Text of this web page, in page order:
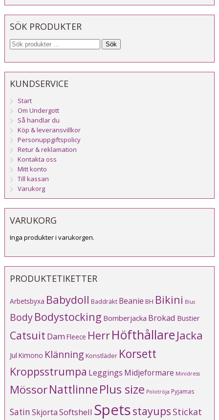
SÖK PRODUKTER
Sök
KUNDSERVICE
Start
Om Undergott
Så handlar du
Köp & leveransvillkor
Personuppgiftspolicy
Retur & reklamation
Kontakta oss
Mitt konto
Till kassan
Varukorg
VARUKORG
Inga produkter i varukorgen.
PRODUKTETIKETTER
Arbetsbyxa Babydoll Baddräkt Beanie BH Bikini Blus
BodyBodystocking Bomberjacka Brokad Bustier
Catsuit Dam Fleece HerrHöfthållare Jacka
Jul Kimono Klänning Konstläder Korsett
Kroppsstrumpa Leggings Midjeformare Minidress
MössorNattlinnePlus size Polotröja Pyjamas
SatinSkjortaSoftshell Spetsstayups Stickat